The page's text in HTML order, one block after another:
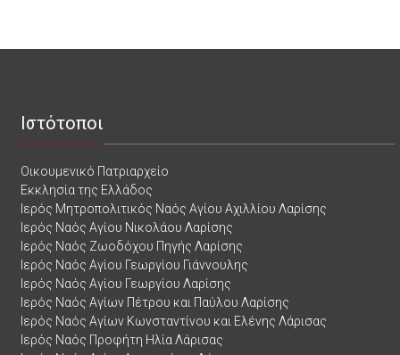
Ιστότοποι
Οικουμενικό Πατριαρχείο
Εκκλησία της Ελλάδος
Ιερός Μητροπολιτικός Ναός Αγίου Αχιλλίου Λαρίσης
Ιερός Ναός Αγίου Νικολάου Λαρίσης
Ιερός Ναός Ζωοδόχου Πηγής Λαρίσης
Ιερός Ναός Αγίου Γεωργίου Γιάννουλης
Ιερός Ναός Αγίου Γεωργίου Λαρίσης
Ιερός Ναός Αγίων Πέτρου και Παύλου Λαρίσης
Ιερός Ναός Αγίων Κωνσταντίνου και Ελένης Λάρισας
Ιερός Ναός Προφήτη Ηλία Λάρισας